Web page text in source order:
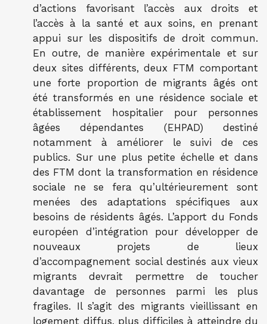
d’actions favorisant l’accès aux droits et
l’accès à la santé et aux soins, en prenant
appui sur les dispositifs de droit commun.
En outre, de manière expérimentale et sur
deux sites différents, deux FTM comportant
une forte proportion de migrants âgés ont
été transformés en une résidence sociale et
établissement hospitalier pour personnes
âgées dépendantes (EHPAD) destiné
notamment à améliorer le suivi de ces
publics. Sur une plus petite échelle et dans
des FTM dont la transformation en résidence
sociale ne se fera qu’ultérieurement sont
menées des adaptations spécifiques aux
besoins de résidents âgés. L’apport du Fonds
européen d’intégration pour développer de
nouveaux projets de lieux
d’accompagnement social destinés aux vieux
migrants devrait permettre de toucher
davantage de personnes parmi les plus
fragiles. Il s’agit des migrants vieillissant en
logement diffus, plus difficiles à atteindre du